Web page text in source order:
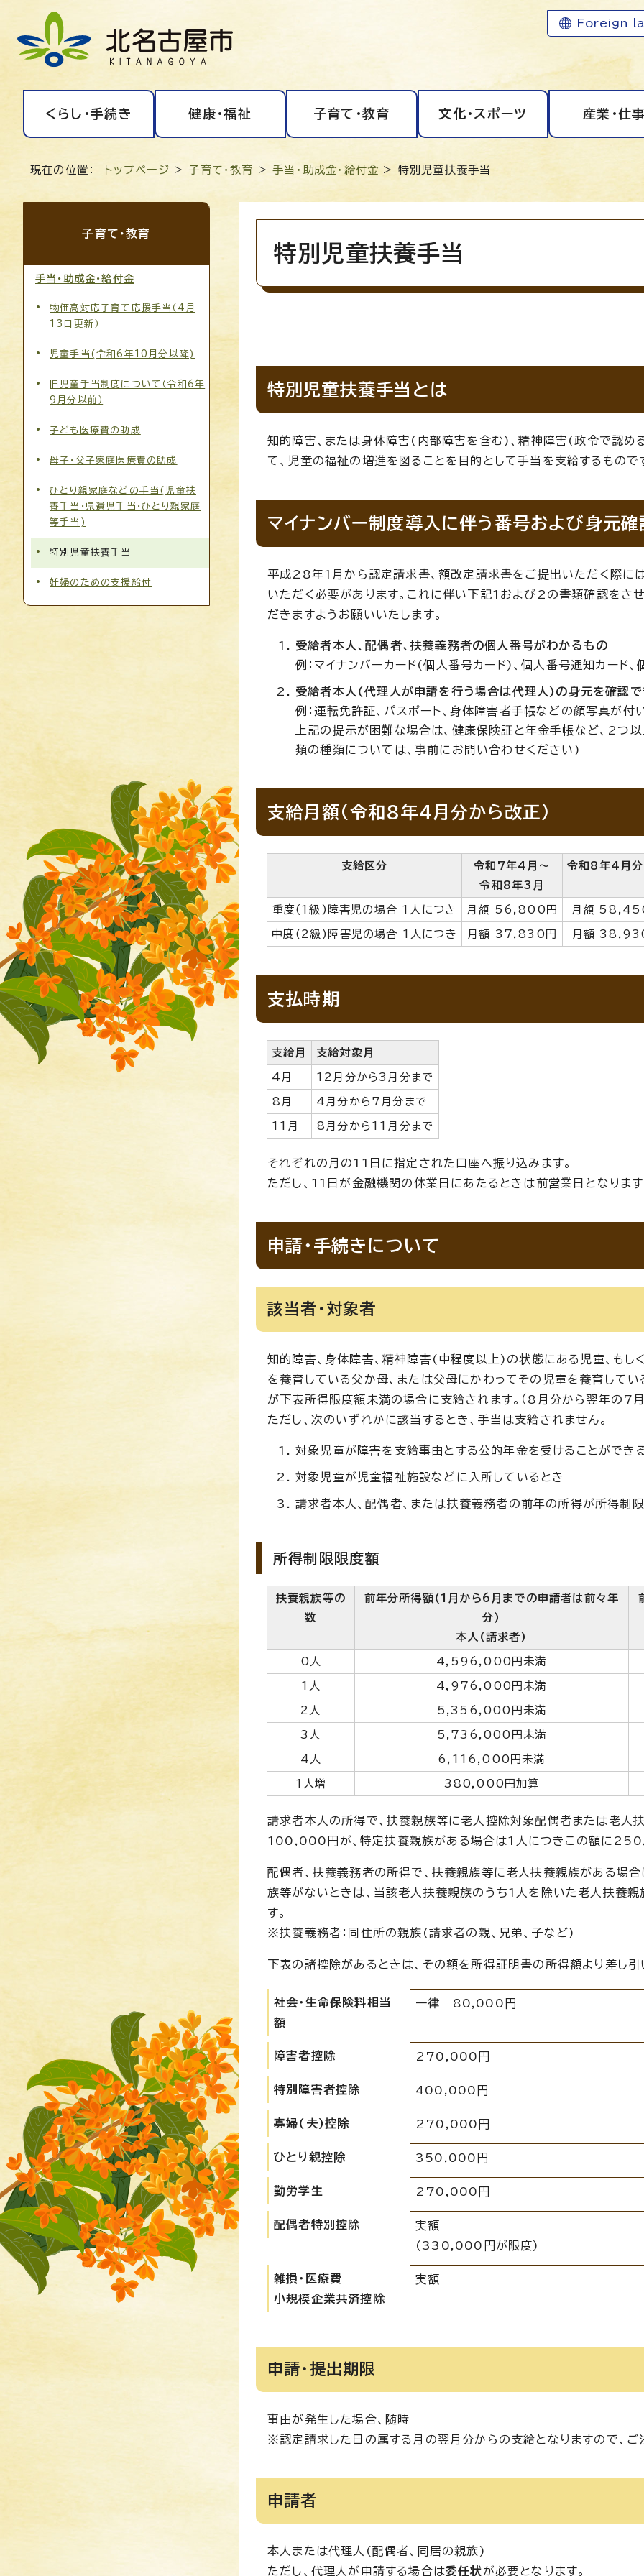
Foreign
くらし・手続き 健康・福祉 子育て・教育 文化・スポーツ 産業・仕
現在の位置： トップページ >子育て・教育 >手当・助成金・給付金 > 特別児童扶養手当
特別児童扶養手当
特別児童扶養手当とは
知的障害、または身体障害(内部障害を含む)、精神障害(政令で認
て、児童の福祉の増進を図ることを目的として手当を支給するもので
マイナンバー制度導入に伴う番号および身元
平成28年1月から認定請求書、額改定請求書をご提出いただく際に
いただく必要があります。これに伴い下記1および2の書類確認をさ
だきますようお願いいたします。
受給者本人、配偶者、扶養義務者の個人番号がわかるもの
例：マイナンバーカード(個人番号カード)、個人番号通知カード
受給者本人(代理人が申請を行う場合は代理人)の身元を確認
例：運転免許証、パスポート、身体障害者手帳などの顔写真が
上記の提示が困難な場合は、健康保険証と年金手帳など、2つ
類の種類については、事前にお問い合わせください)
支給月額(令和8年4月分から改正)
支給区分
令和7年4月〜
令和8年3月
令和8年4月分
重度(1級)障害児の場合 1人につき 月額 56,800円 月額
中度(2級)障害児の場合 1人につき 月額 37,830円 月額
支払時期
支給月 支給対象月
4月 12月分から3月分まで
8月 4月分から7月分まで
11月 8月分から11月分まで
それぞれの月の11日に指定された口座へ振り込みます。
ただし、11日が金融機関の休業日にあたるときは前営業日となります
申請・手続きについて
該当者・対象者
知的障害、身体障害、精神障害(中程度以上)の状態にある児童、も
を養育している父か母、または父母にかわってその児童を養育して
が下表所得限度額未満の場合に支給されます。（8月分から翌年の7
ただし、次のいずれかに該当するとき、手当は支給されません。
対象児童が障害を支給事由とする公的年金を受けることができ
対象児童が児童福祉施設などに入所しているとき
請求者本人、配偶者、または扶養義務者の前年の所得が所得制
所得制限限度額
扶養親族等の
数
前年分所得額(1月から6月までの申請者は前々年
分)
本人(請求者)
0人 4,596,000円未満
1人 4,976,000円未満
2人 5,356,000円未満
3人 5,736,000円未満
4人 6,116,000円未満
1人増 380,000円加算
請求者本人の所得で、扶養親族等に老人控除対象配偶者または老人
100,000円が、特定扶養親族がある場合は1人につきこの額に
配偶者、扶養義務者の所得で、扶養親族等に老人扶養親族がある場
族等がないときは、当該老人扶養親族のうち1人を除いた老人扶
す。
※扶養義務者：同住所の親族(請求者の親、兄弟、子など)
下表の諸控除があるときは、その額を所得証明書の所得額より差し
社会・生命保険料相当
額
一律 80,000円
障害者控除 270,000円
特別障害者控除 400,000円
寡婦(夫)控除 270,000円
ひとり親控除 350,000円
勤労学生 270,000円
配偶者特別控除
実額
(330,000円が限度)
雑損・医療費
小規模企業共済控除
実額
申請・提出期限
事由が発生した場合、随時
※認定請求した日の属する月の翌月分からの支給となりますので、ご
申請者
本人または代理人(配偶者、同居の親族)
ただし、代理人が申請する場合は委任状が必要となります。
子育て・教育
手当・助成金・給付金
物価高対応子育て応援手当（4月
13日更新）
児童手当(令和6年10月分以降)
旧児童手当制度について（令和6年
9月分以前）
子ども医療費の助成
母子・父子家庭医療費の助成
ひとり親家庭などの手当(児童扶
養手当・県遺児手当・ひとり親家庭
等手当)
特別児童扶養手当
妊婦のための支援給付